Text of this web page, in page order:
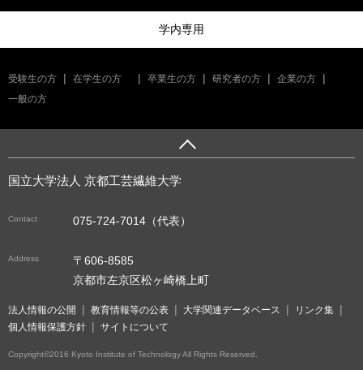
学内専用
受験生の方 在学生の方 卒業生の方 研究者の方
企業の方
一般の方
国立大学法人 京都工芸繊維大学
Contact 075-724-7014（代表）
Address
〒606-8585
京都市左京区松ヶ崎橋上町
法人情報の公開 教育情報等の公表 大学関連データベース
リンク集
個人情報保護方針
サイトについて
Copyright©2016 Kyoto Institute of Technology All Rights Reserved.